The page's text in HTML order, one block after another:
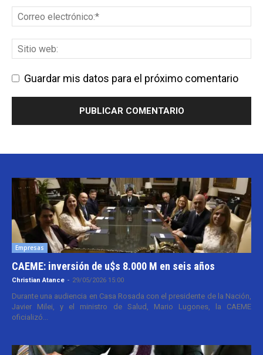
Guardar mis datos para el próximo comentario
Empresas
CAEME: inversión de u$s 8.000 M en seis años
Christian Atance - 29/05/2026 15:00
Durante una audiencia en Casa Rosada con el presidente de la Nación,
Javier Milei, y el ministro de Salud, Mario Lugones, la CAEME
oficializó...